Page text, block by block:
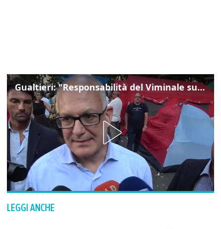
Gualtieri: "Responsabilità del Viminale su Spin Time? La posizione dei partiti è nota"
LEGGI ANCHE